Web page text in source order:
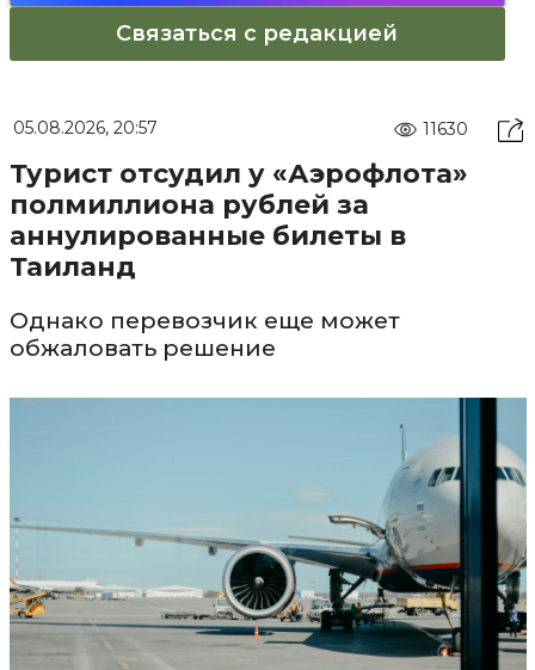
Связаться с редакцией
05.08.2026, 20:57 11630
Турист отсудил у «Аэрофлота»
полмиллиона рублей за
аннулированные билеты в
Таиланд
Однако перевозчик еще может
обжаловать решение